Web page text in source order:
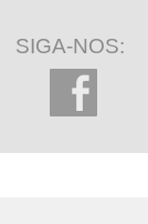
SIGA-NOS: